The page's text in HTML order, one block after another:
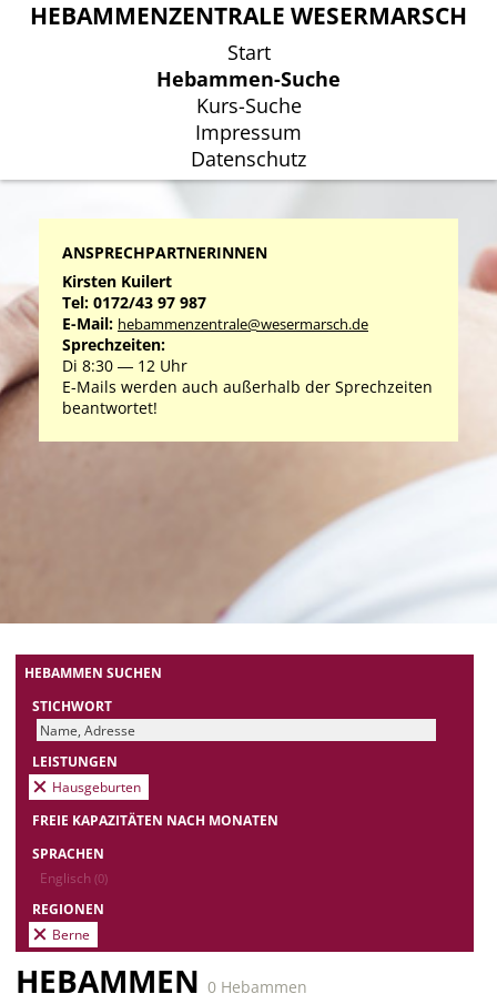
HEBAMMENZENTRALE WESERMARSCH
Start
Hebammen-Suche
Kurs-Suche
Impressum
Datenschutz
HEBAMMENZENTRALE WESERMARSCH
Start
Hebammen-Suche
Kurs-Suche
Impressum
Datenschutz
ANSPRECHPARTNERINNEN
Kirsten Kuilert
Tel: 0172/43 97 987
E-Mail: hebammenzentrale@wesermarsch.de
Sprechzeiten:
Di 8:30 ― 12 Uhr
E-Mails werden auch außerhalb der Sprechzeiten
beantwortet!
HEBAMMEN SUCHEN
STICHWORT
LEISTUNGEN
Hausgeburten
FREIE KAPAZITÄTEN NACH MONATEN
SPRACHEN
Englisch (0)
REGIONEN
Berne
HEBAMMEN 0 Hebammen